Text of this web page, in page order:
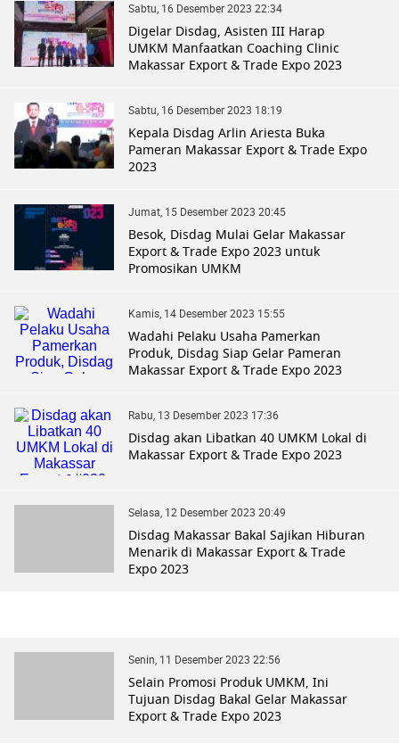
Sabtu, 16 Desember 2023 22:34
Digelar Disdag, Asisten III Harap
UMKM Manfaatkan Coaching Clinic
Makassar Export & Trade Expo 2023
Sabtu, 16 Desember 2023 18:19
Kepala Disdag Arlin Ariesta Buka
Pameran Makassar Export & Trade Expo
2023
Jumat, 15 Desember 2023 20:45
Besok, Disdag Mulai Gelar Makassar
Export & Trade Expo 2023 untuk
Promosikan UMKM
Kamis, 14 Desember 2023 15:55
Wadahi Pelaku Usaha Pamerkan
Produk, Disdag Siap Gelar Pameran
Makassar Export & Trade Expo 2023
Rabu, 13 Desember 2023 17:36
Disdag akan Libatkan 40 UMKM Lokal di
Makassar Export & Trade Expo 2023
Selasa, 12 Desember 2023 20:49
Disdag Makassar Bakal Sajikan Hiburan
Menarik di Makassar Export & Trade
Expo 2023
Senin, 11 Desember 2023 22:56
Selain Promosi Produk UMKM, Ini
Tujuan Disdag Bakal Gelar Makassar
Export & Trade Expo 2023